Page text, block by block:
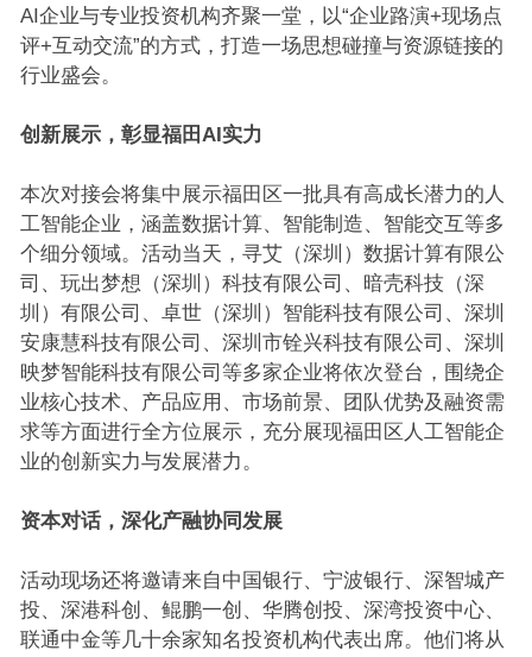
AI企业与专业投资机构齐聚一堂，以“企业路演+现场点
评+互动交流”的方式，打造一场思想碰撞与资源链接的
行业盛会。
创新展示，彰显福田AI实力
本次对接会将集中展示福田区一批具有高成长潜力的人
工智能企业，涵盖数据计算、智能制造、智能交互等多
个细分领域。活动当天，寻艾（深圳）数据计算有限公
司、玩出梦想（深圳）科技有限公司、暗壳科技（深
圳）有限公司、卓世（深圳）智能科技有限公司、深圳
安康慧科技有限公司、深圳市铨兴科技有限公司、深圳
映梦智能科技有限公司等多家企业将依次登台，围绕企
业核心技术、产品应用、市场前景、团队优势及融资需
求等方面进行全方位展示，充分展现福田区人工智能企
业的创新实力与发展潜力。
资本对话，深化产融协同发展
活动现场还将邀请来自中国银行、宁波银行、深智城产
投、深港科创、鲲鹏一创、华腾创投、深湾投资中心、
联通中金等几十余家知名投资机构代表出席。他们将从